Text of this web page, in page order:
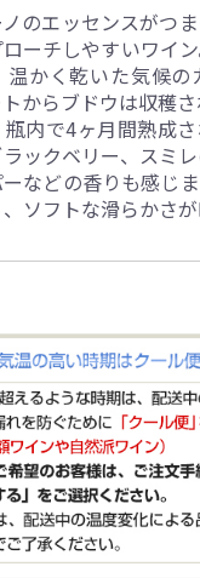
のエッセンスがつ
ーチしやすいワイ
温かく乾いた気候の
からブドウは収穫
内で4ヶ月間熟成
ックベリー、スミ
などの香りも感じ
ソフトな滑らかさ